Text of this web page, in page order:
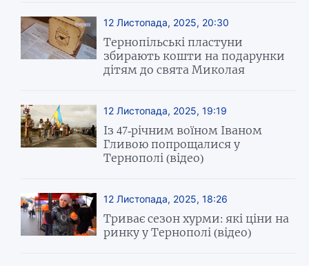
12 Листопада, 2025, 20:30
Тернопільські пластуни
збирають кошти на подарунки
дітям до свята Миколая
12 Листопада, 2025, 19:19
Із 47-річним воїном Іваном
Гливою попрощалися у
Тернополі (відео)
12 Листопада, 2025, 18:26
Триває сезон хурми: які ціни на
ринку у Тернополі (відео)